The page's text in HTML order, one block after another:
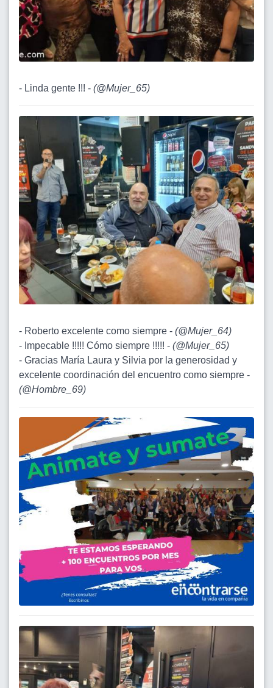
- Linda gente !!! - (@Mujer_65)
- Roberto excelente como siempre - (@Mujer_64)
- Impecable !!!!! Cómo siempre !!!!! - (@Mujer_65)
- Gracias María Laura y Silvia por la generosidad y
excelente coordinación del encuentro como siempre -
(@Hombre_69)